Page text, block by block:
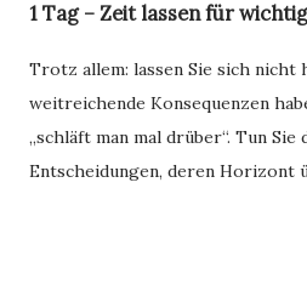
1 Tag – Zeit lassen für
Trotz allem: lassen Sie sich nicht
weitreichende Konsequenzen
„schläft man mal drüber“. Tun Sie
Entscheidungen, deren Horizont